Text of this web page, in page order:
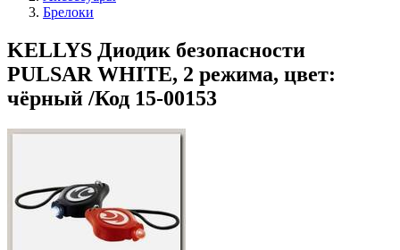
Брелоки
KELLYS Диодик безопасности
PULSAR WHITE, 2 режима, цвет:
чёрный /Код 15-00153